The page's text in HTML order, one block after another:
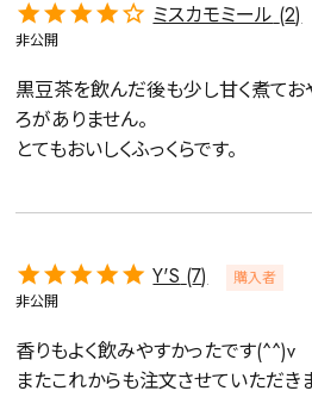
ミスカモミール 2
非公開
黒豆茶を飲んだ後も少し甘く煮て
ろがありません。
とてもおいしくふっくらです。
Y'S 7
購入者
非公開
香りもよく飲みやすかったです(^^)v
またこれからも注文させていただき